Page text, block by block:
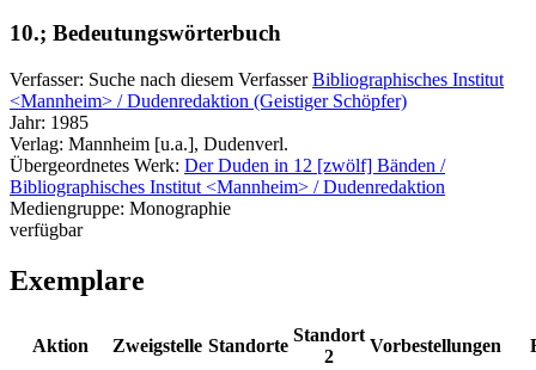
10.; Bedeutungswörterbuch
Verfasser: Suche nach diesem Verfasser Bibliographisches Institut
<Mannheim> / Dudenredaktion (Geistiger Schöpfer)
Jahr: 1985
Verlag: Mannheim [u.a.], Dudenverl.
Übergeordnetes Werk: Der Duden in 12 [zwölf] Bänden /
Bibliographisches Institut <Mannheim> / Dudenredaktion
Mediengruppe: Monographie
verfügbar
Exemplare
Aktion Zweigstelle Standorte
Standort
2
Vorbestellungen